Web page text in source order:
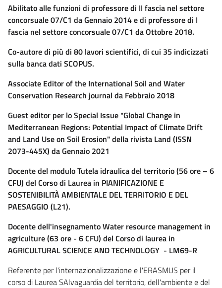
Abilitato alle funzioni di professore di II fascia nel settore
concorsuale 07/C1 da Gennaio 2014 e di professore di I
fascia nel settore concorsuale 07/C1 da Ottobre 2018.
Co-autore di più di 80 lavori scientifici, di cui 35 indicizzati
sulla banca dati SCOPUS.
Associate Editor of the International Soil and Water
Conservation Research journal da Febbraio 2018
Guest editor per lo Special Issue "Global Change in
Mediterranean Regions: Potential Impact of Climate Drift
and Land Use on Soil Erosion" della rivista Land (ISSN
2073-445X) da Gennaio 2021
Docente del modulo Tutela idraulica del territorio (56 ore – 6
CFU) del Corso di Laurea in PIANIFICAZIONE E
SOSTENIBILITÀ AMBIENTALE DEL TERRITORIO E DEL
PAESAGGIO (L21).
Docente dell'insegnamento Water resource management in
agriculture (63 ore - 6 CFU) del Corso di laurea in
AGRICULTURAL SCIENCE AND TECHNOLOGY - LM69-R
Referente per l'internazionalizzazione e l'ERASMUS per il
corso di Laurea SAlvaguardia del territorio, dell'ambiente e del